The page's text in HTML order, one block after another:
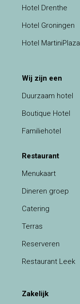
Hotel Drenthe
Hotel Groningen
Hotel MartiniPlaza
Wij zijn een
Duurzaam hotel
Boutique Hotel
Familiehotel
Restaurant
Menukaart
Dineren groep
Catering
Terras
Reserveren
Restaurant Leek
Zakelijk